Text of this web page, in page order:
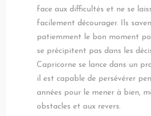
face aux difficultés et ne se
facilement décourager. Ils
patiemment le bon moment
se précipitent pas dans les
Capricorne se lance dans un
il est capable de persévérer
années pour le mener à bien,
obstacles et aux revers.